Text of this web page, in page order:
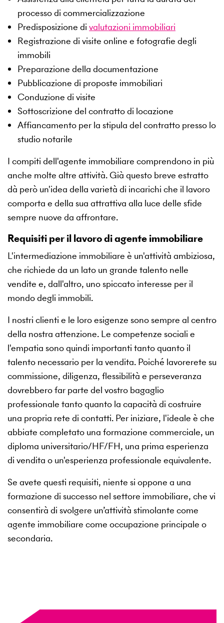
processo di commercializzazione
Predisposizione di valutazioni immobiliari
Registrazione di visite online e fotografie degli
immobili
Preparazione della documentazione
Pubblicazione di proposte immobiliari
Conduzione di visite
Sottoscrizione del contratto di locazione
Affiancamento per la stipula del contratto presso lo
studio notarile
I compiti dell'agente immobiliare comprendono in più
anche molte altre attività. Già questo breve estratto
dà però un'idea della varietà di incarichi che il lavoro
comporta e della sua attrattiva alla luce delle sfide
sempre nuove da affrontare.
Requisiti per il lavoro di agente immobiliare
L'intermediazione immobiliare è un'attività ambiziosa,
che richiede da un lato un grande talento nelle
vendite e, dall'altro, uno spiccato interesse per il
mondo degli immobili.
I nostri clienti e le loro esigenze sono sempre al centro
della nostra attenzione. Le competenze sociali e
l'empatia sono quindi importanti tanto quanto il
talento necessario per la vendita. Poiché lavorerete su
commissione, diligenza, flessibilità e perseveranza
dovrebbero far parte del vostro bagaglio
professionale tanto quanto la capacità di costruire
una propria rete di contatti. Per iniziare, l'ideale è che
abbiate completato una formazione commerciale, un
diploma universitario/HF/FH, una prima esperienza
di vendita o un'esperienza professionale equivalente.
Se avete questi requisiti, niente si oppone a una
formazione di successo nel settore immobiliare, che vi
consentirà di svolgere un’attività stimolante come
agente immobiliare come occupazione principale o
secondaria.